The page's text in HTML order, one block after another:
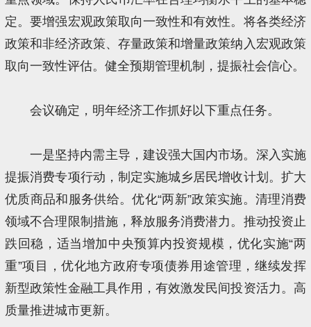
定。要增强宏观政策取向一致性和有效性。将各类经济
政策和非经济政策、存量政策和增量政策纳入宏观政策
取向一致性评估。健全预期管理机制，提振社会信心。
会议确定，明年经济工作抓好以下重点任务。
一是坚持内需主导，建设强大国内市场。深入实施
提振消费专项行动，制定实施城乡居民增收计划。扩大
优质商品和服务供给。优化“两新”政策实施。清理消费
领域不合理限制措施，释放服务消费潜力。推动投资止
跌回稳，适当增加中央预算内投资规模，优化实施“两
重”项目，优化地方政府专项债券用途管理，继续发挥
新型政策性金融工具作用，有效激发民间投资活力。高
质量推进城市更新。